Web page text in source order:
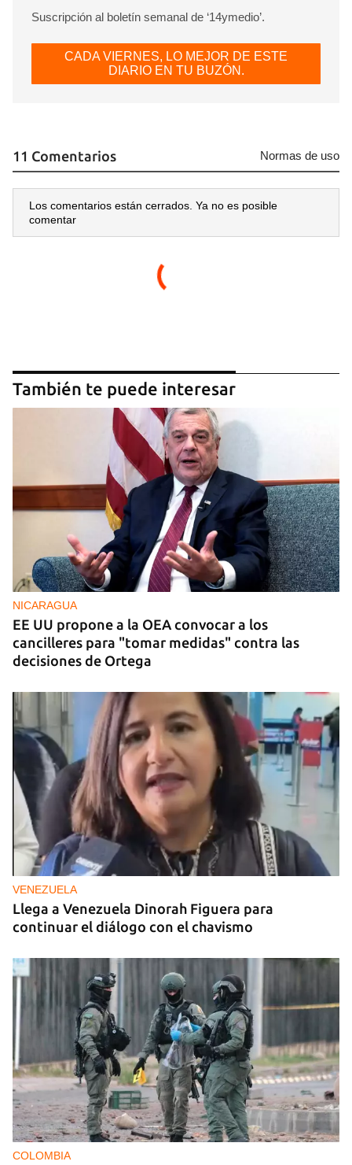
Suscripción al boletín semanal de ‘14ymedio’.
CADA VIERNES, LO MEJOR DE ESTE
DIARIO EN TU BUZÓN.
11 Comentarios Normas de uso
Los comentarios están cerrados. Ya no es posible
comentar
También te puede interesar
NICARAGUA
EE UU propone a la OEA convocar a los
cancilleres para "tomar medidas" contra las
decisiones de Ortega
VENEZUELA
Llega a Venezuela Dinorah Figuera para
continuar el diálogo con el chavismo
COLOMBIA